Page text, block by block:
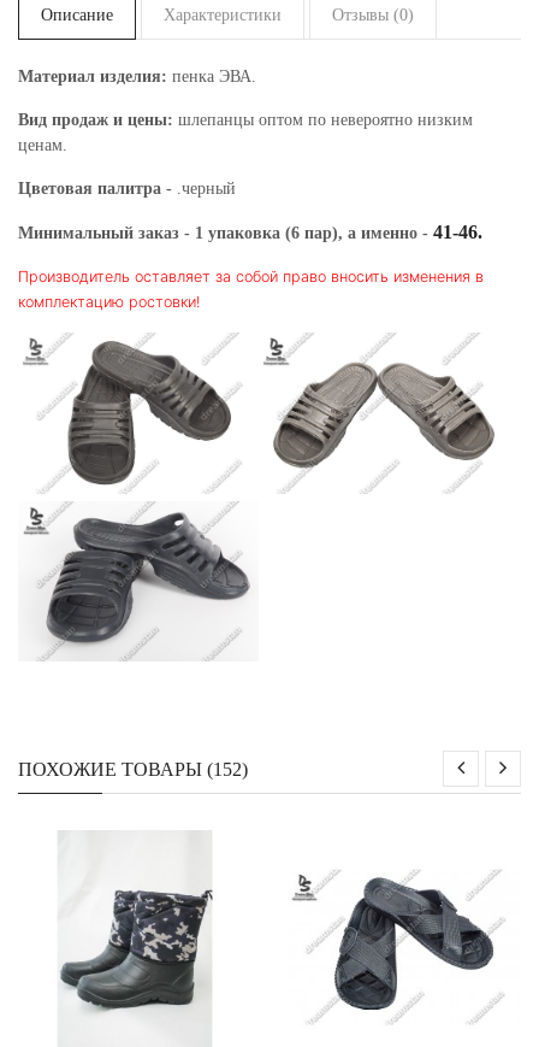
Описание Характеристики Отзывы (0)
Материал изделия: пенка ЭВА.
Вид продаж и цены: шлепанцы оптом по невероятно низким
ценам.
Цветовая палитра - .черный
Минимальный заказ - 1 упаковка (6 пар), а именно - 41-46.
Производитель оставляет за собой право вносить изменения в
комплектацию ростовки!
ПОХОЖИЕ ТОВАРЫ (152)